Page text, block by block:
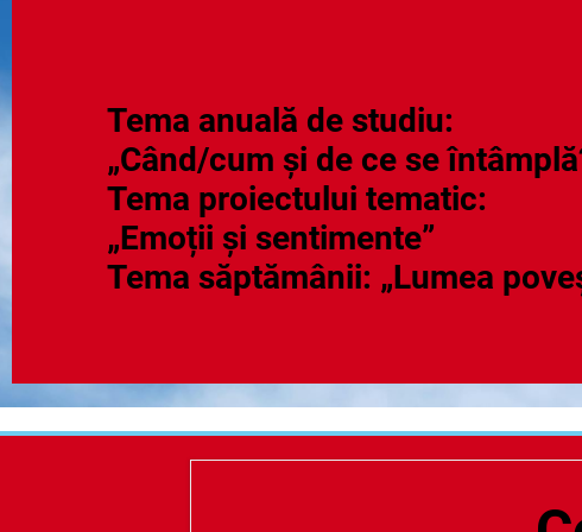
Tema anuală de studiu:
„Când/cum și de ce se
Tema proiectului tematic:
„Emoții și sentimente”
Tema săptămânii: „Lumea